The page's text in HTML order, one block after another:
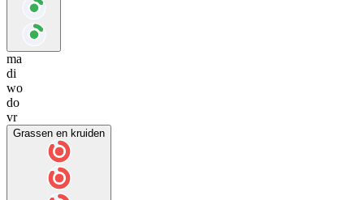
ma
di
wo
do
vr
Grassen en kruiden